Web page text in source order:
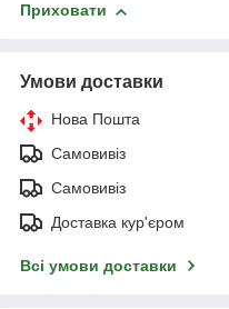
Приховати
Умови доставки
Нова Пошта
Самовивіз
Самовивіз
Доставка кур'єром
Всі умови доставки